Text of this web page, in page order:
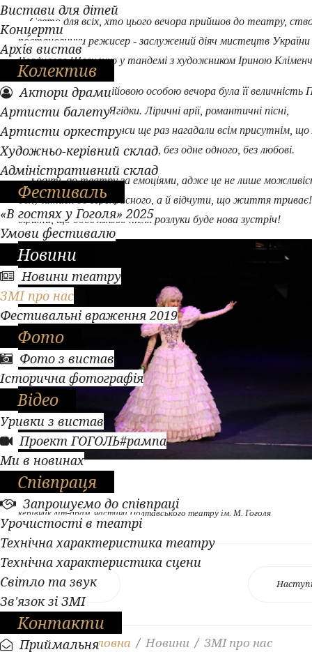
Вистави для дітей
Концерти
Архів вистав
Колектив
Актори драми
Артисти балету
Артисти оркестру
Художньо-керівний склад
Адміністративний склад
Фестиваль
«В гостях у Гоголя» 2025
Умови фестивалю
Новини
Новини театру
ЗМІ про нас
Фестивальні враження 2019
Фото
Фото з вистав
Історична фотографія
Відео
Уривки з вистав
Проект ГОГОЛЬ#рампа
Ми в новинах
Співпраця
Запрошуємо до співпраці
Урочистості в театрі
Технічна характеристика театру
Технічна характеристика сцени
Світло та звук
Зв'язок зі ЗМІ
Контакти
Приймальня
Свято для всіх, хто цього вечора прийшов до театру,
постановники режисер - заслужений діяч мистецтв України
Владислав Шевченко у тандемі з художником Іриною
Все ж головною дійовою особою вечора була її величність
виконанні Вікторії Ягідки. Ліричні арії, романтичні пісні,
глибокочуттєві романси ще раз нагадали всім присутнім,
не може жити без почуттів, без одне одного, без любові.
Ходіть до театру за емоціями, адже це не лише
долучитися до Прекрасного, а й відчути, що життя триває!
вірити, що обов'язково після розлуки буде нова зустріч!
Ольга Коваленко,
керівник літ-драм. частини Полтавського театру ім. М. Гоголя
Попередня
Ви тут:Головна Новини ЗМІ про нас